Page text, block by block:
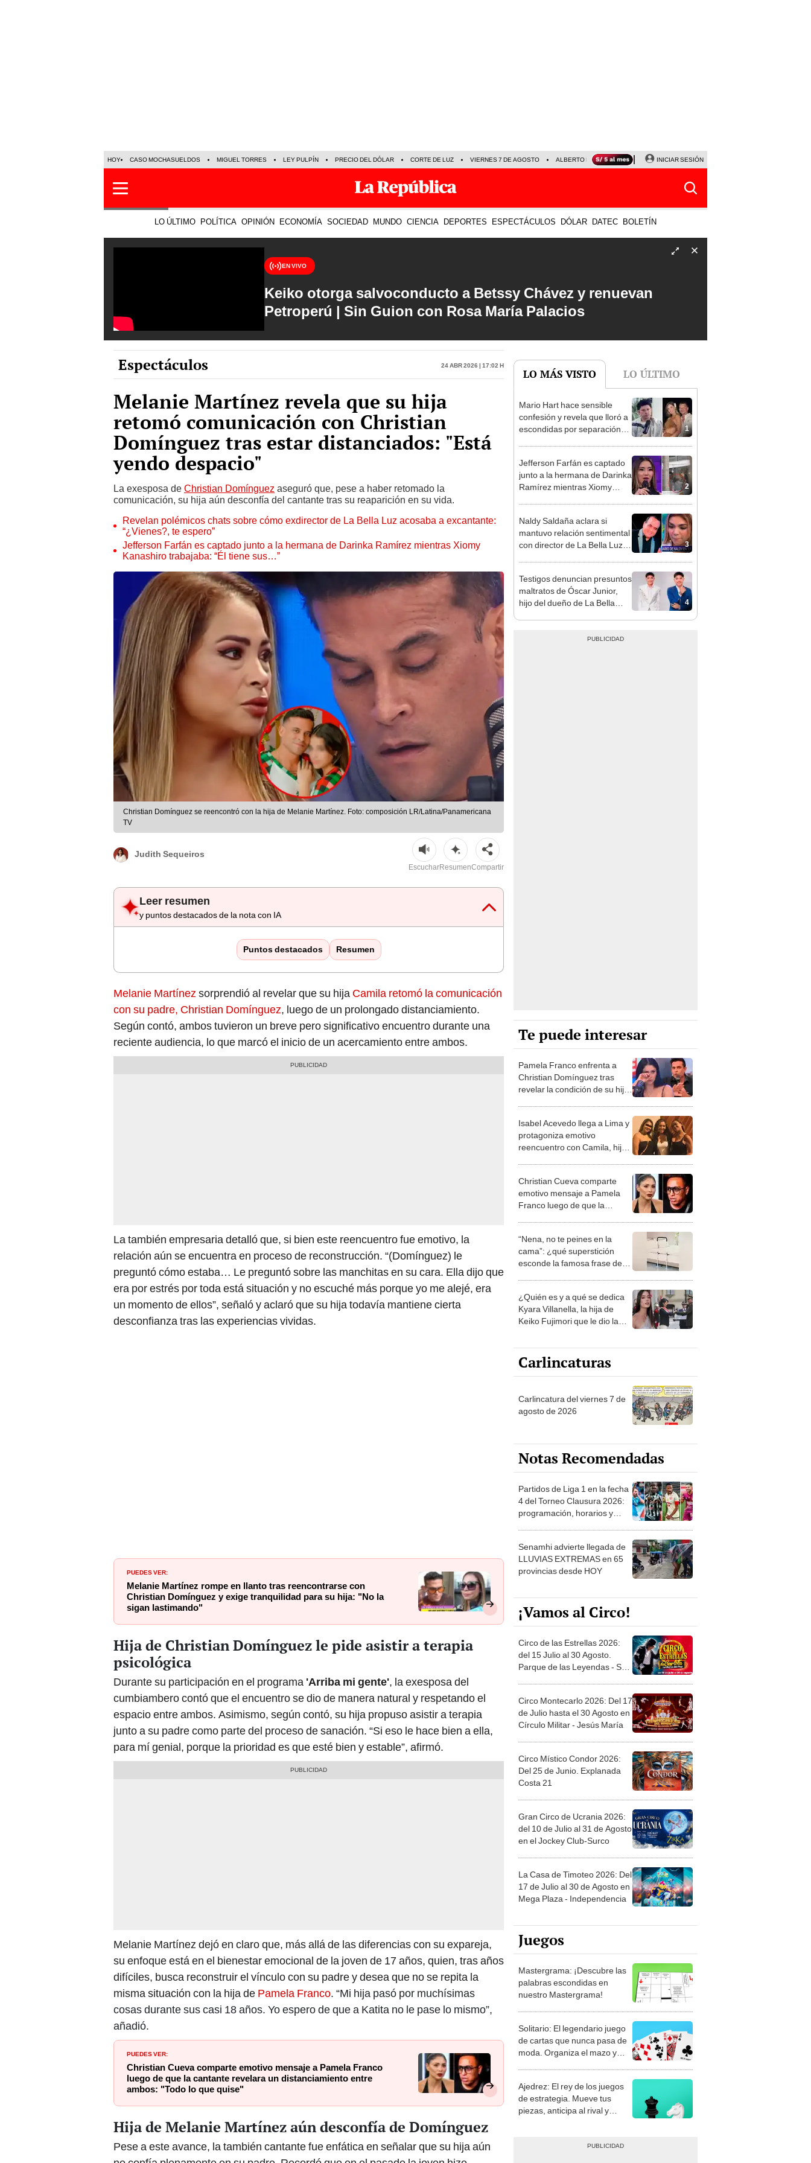
HOY CASO MOCHASUELDOS MIGUEL TORRES LEY PULPÍN PRECIO DEL DÓLAR CORTE DE LUZ VIERNES 7 DE AGOSTO ALBERTO BENAVIDES NALDY SALDAÑA
INICIAR SESIÓN
LO ÚLTIMO POLÍTICA OPINIÓN ECONOMÍA SOCIEDAD MUNDO CIENCIA DEPORTES ESPECTÁCULOS DÓLAR DATEC BOLETÍN
EN VIVO
Keiko otorga salvoconducto a Betssy Chávez y renuevan
Petroperú | Sin Guion con Rosa María Palacios
Espectáculos 24 Abr 2026 | 17:02 h
Melanie Martínez revela que su hija
retomó comunicación con Christian
Domínguez tras estar distanciados: "Está
yendo despacio"
La exesposa de Christian Domínguez aseguró que, pese a haber retomado la
comunicación, su hija aún desconfía del cantante tras su reaparición en su vida.
Revelan polémicos chats sobre cómo exdirector de La Bella Luz acosaba a excantante:
“¿Vienes?, te espero”
Jefferson Farfán es captado junto a la hermana de Darinka Ramírez mientras Xiomy
Kanashiro trabajaba: “Él tiene sus…”
Christian Domínguez se reencontró con la hija de Melanie Martínez. Foto: composición LR/Latina/Panamericana
TV
Judith Sequeiros
EscucharResumenCompartir
Leer resumen
y puntos destacados de la nota con IA
Puntos destacados Resumen
Melanie Martínez sorprendió al revelar que su hija Camila retomó la comunicación
con su padre, Christian Domínguez, luego de un prolongado distanciamiento.
Según contó, ambos tuvieron un breve pero significativo encuentro durante una
reciente audiencia, lo que marcó el inicio de un acercamiento entre ambos.
La también empresaria detalló que, si bien este reencuentro fue emotivo, la
relación aún se encuentra en proceso de reconstrucción. “(Domínguez) le
preguntó cómo estaba… Le preguntó sobre las manchitas en su cara. Ella dijo que
era por estrés por toda está situación y no escuché más porque yo me alejé, era
un momento de ellos”, señaló y aclaró que su hija todavía mantiene cierta
desconfianza tras las experiencias vividas.
PUEDES VER:
Melanie Martínez rompe en llanto tras reencontrarse con
Christian Domínguez y exige tranquilidad para su hija: "No la
sigan lastimando"
Hija de Christian Domínguez le pide asistir a terapia
psicológica
Durante su participación en el programa 'Arriba mi gente', la exesposa del
cumbiambero contó que el encuentro se dio de manera natural y respetando el
espacio entre ambos. Asimismo, según contó, su hija propuso asistir a terapia
junto a su padre como parte del proceso de sanación. “Si eso le hace bien a ella,
para mí genial, porque la prioridad es que esté bien y estable”, afirmó.
Melanie Martínez dejó en claro que, más allá de las diferencias con su expareja,
su enfoque está en el bienestar emocional de la joven de 17 años, quien, tras años
difíciles, busca reconstruir el vínculo con su padre y desea que no se repita la
misma situación con la hija de Pamela Franco. “Mi hija pasó por muchísimas
cosas durante sus casi 18 años. Yo espero de que a Katita no le pase lo mismo”,
añadió.
PUEDES VER:
Christian Cueva comparte emotivo mensaje a Pamela Franco
luego de que la cantante revelara un distanciamiento entre
ambos: "Todo lo que quise"
Hija de Melanie Martínez aún desconfía de Domínguez
Pese a este avance, la también cantante fue enfática en señalar que su hija aún
LO MÁS VISTO LO ÚLTIMO
1
Mario Hart hace sensible
confesión y revela que lloró a
escondidas por separación
2
Jefferson Farfán es captado
junto a la hermana de Darinka
Ramírez mientras Xiomy
3
Naldy Saldaña aclara si
mantuvo relación sentimental
con director de La Bella Luz
bajo”
4
Testigos denuncian presuntos
maltratos de Óscar Junior,
hijo del dueño de La Bella
Te puede interesar
Pamela Franco enfrenta a
Christian Domínguez tras
revelar la condición de su hija
Isabel Acevedo llega a Lima y
protagoniza emotivo
reencuentro con Camila, hija
Christian Cueva comparte
emotivo mensaje a Pamela
Franco luego de que la
"Todo lo que quise"
“Nena, no te peines en la
cama”: ¿qué superstición
esconde la famosa frase de
¿Quién es y a qué se dedica
Kyara Villanella, la hija de
Keiko Fujimori que le dio la
Carlincaturas
Carlincatura del viernes 7 de
agosto de 2026
Notas Recomendadas
Partidos de Liga 1 en la fecha
4 del Torneo Clausura 2026:
programación, horarios y
Senamhi advierte llegada de
LLUVIAS EXTREMAS en 65
provincias desde HOY
¡Vamos al Circo!
Circo de las Estrellas 2026:
del 15 Julio al 30 Agosto.
Parque de las Leyendas - San
Circo Montecarlo 2026: Del 17
de Julio hasta el 30 Agosto en
Círculo Militar - Jesús María
Circo Místico Condor 2026:
Del 25 de Junio. Explanada
Costa 21
Gran Circo de Ucrania 2026:
del 10 de Julio al 31 de Agosto
en el Jockey Club-Surco
La Casa de Timoteo 2026: Del
17 de Julio al 30 de Agosto en
Mega Plaza - Independencia
Juegos
Mastergrama: ¡Descubre las
palabras escondidas en
nuestro Mastergrama!
Solitario: El legendario juego
de cartas que nunca pasa de
moda. Organiza el mazo y
Ajedrez: El rey de los juegos
de estrategia. Mueve tus
piezas, anticipa al rival y